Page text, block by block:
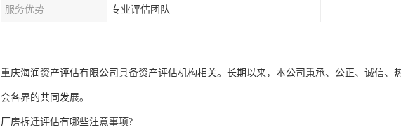
服务优势 专业评估团队
重庆海润资产评估有限公司具备资产评估机构相关。长期以来，本公司秉承、公正、诚信
会各界的共同发展。
厂房拆迁评估有哪些注意事项?